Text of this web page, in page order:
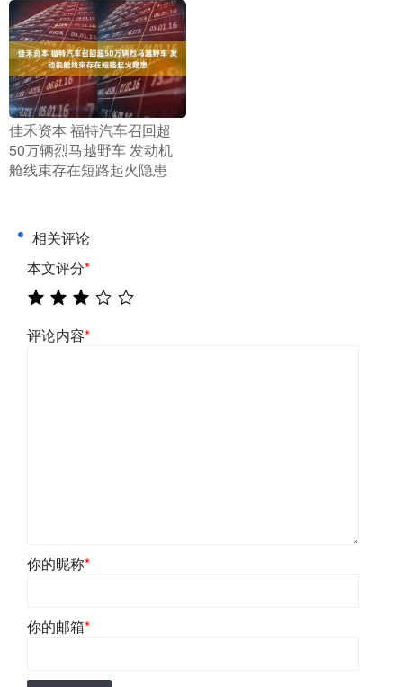
​佳禾资本 福特汽车召回超
50万辆烈马越野车 发动机
舱线束存在短路起火隐患
相关评论
本文评分*
评论内容*
你的昵称*
你的邮箱*